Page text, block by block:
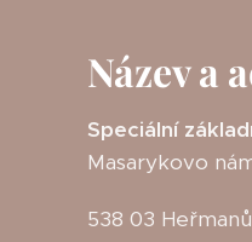
Název a
Speciální
Masarykovo
538 03